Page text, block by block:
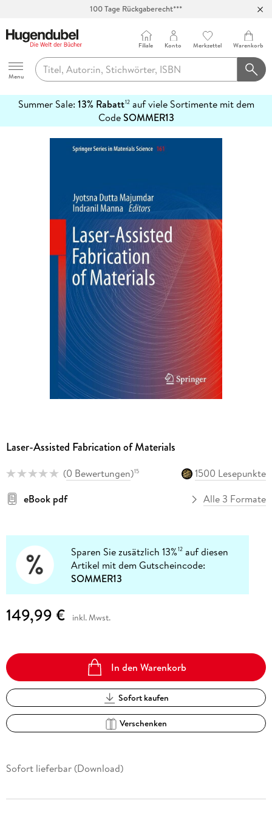
100 Tage Rückgaberecht***
Hugendubel
Menu
Filiale Konto Merkzettel Warenkorb
Summer Sale: 13% Rabatt12auf viele Sortimente mit dem
CodeSOMMER13
erfahren
Laser-Assisted Fabrication of Materials
(0 Bewertungen)15
1500 Lesepunkte
eBook pdf
Alle 3 Formate
Sparen Sie zusätzlich 13%12 auf diesen
Artikel mit dem Gutscheincode:
SOMMER13
149,99 € inkl. Mwst.
In den Warenkorb
Sofort kaufen
Verschenken
Sofort lieferbar (Download)